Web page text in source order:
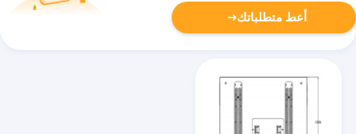
أعط متطلباتك